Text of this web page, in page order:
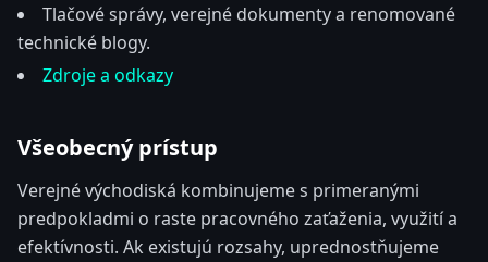
Tlačové správy, verejné dokumenty a renomované
technické blogy.
Zdroje a odkazy
Všeobecný prístup
Verejné východiská kombinujeme s primeranými
predpokladmi o raste pracovného zaťaženia, využití a
efektívnosti. Ak existujú rozsahy, uprednostňujeme